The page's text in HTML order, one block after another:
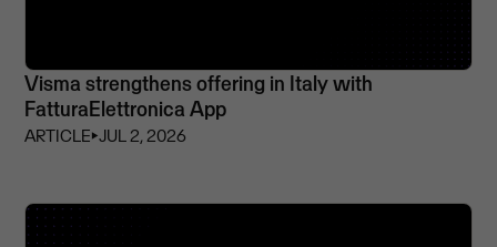
Visma strengthens offering in Italy with
FatturaElettronica App
ARTICLE⏵JUL 2, 2026